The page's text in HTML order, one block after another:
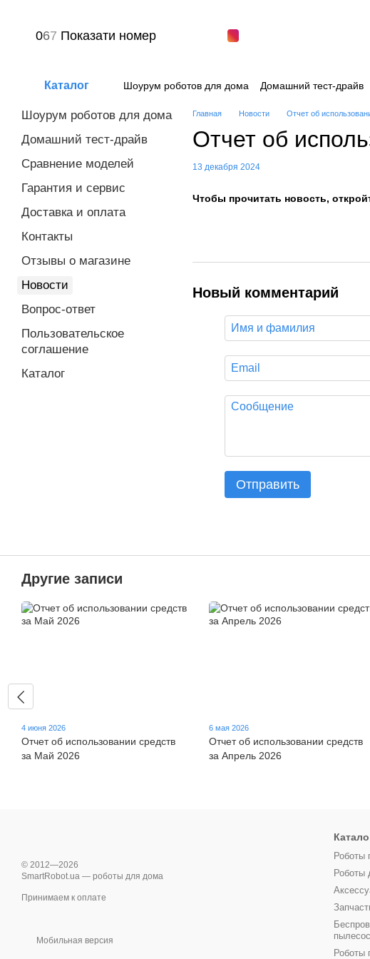
067 Показати номер
Каталог Шоурум роботов для дома Домашний тест-драйв
Главная Новости Отчет об
Отчет об
13 декабря 2024
Чтобы прочитать новость,
Новый комментарий
Отправить
Шоурум роботов для дома
Домашний тест-драйв
Сравнение моделей
Гарантия и сервис
Доставка и оплата
Контакты
Отзывы о магазине
Новости
Вопрос-ответ
Пользовательское
соглашение
Каталог
Другие записи
4 июня 2026
Отчет об использовании средств
за Май 2026
6 мая 2026
Отчет об использовании средств
за Апрель 2026
© 2012—2026
SmartRobot.ua — роботы для дома
Принимаем к оплате
Мобильная версия
Роботы
Роботы
Роботы